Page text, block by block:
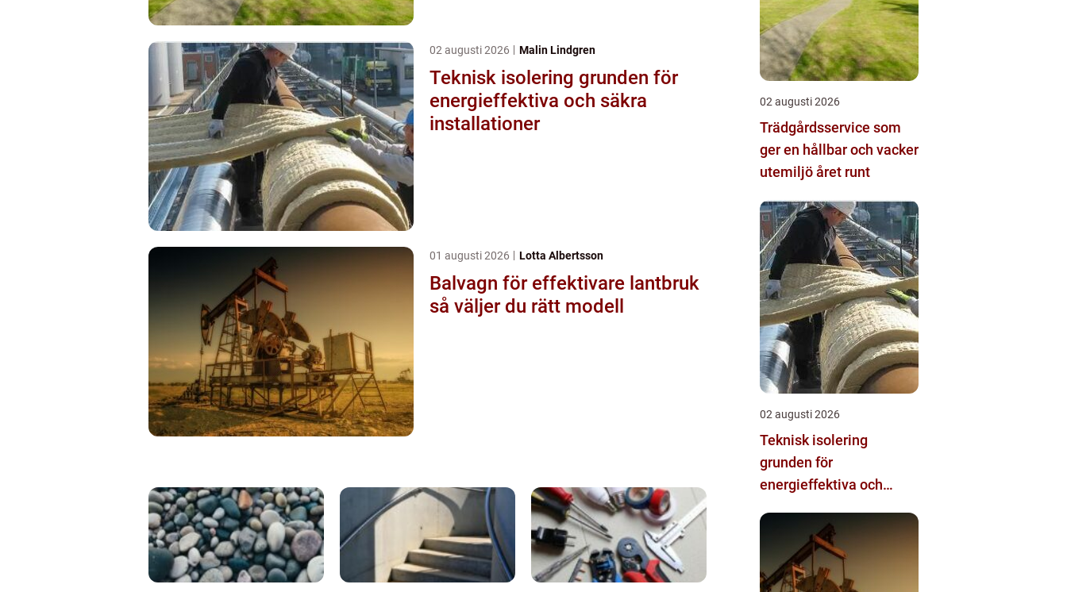
02 augusti 2026 Malin Lindgren
Teknisk isolering grunden för
energieffektiva och säkra
installationer
01 augusti 2026 Lotta Albertsson
Balvagn för effektivare lantbruk
så väljer du rätt modell
02 augusti 2026
Trädgårdsservice som
ger en hållbar och vacker
utemiljö året runt
02 augusti 2026
Teknisk isolering
grunden för
energieffektiva och